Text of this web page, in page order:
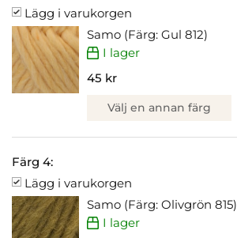
Lägg i varukorgen
Samo (Färg: Gul 812)
I lager
45 kr
Välj en annan färg
Färg 4:
Lägg i varukorgen
Samo (Färg: Olivgrön 815)
I lager